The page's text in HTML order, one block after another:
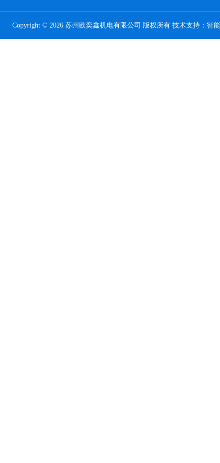
Copyright © 2026 苏州欧奕鑫机电有限公司 版权所有 技术支持： 智